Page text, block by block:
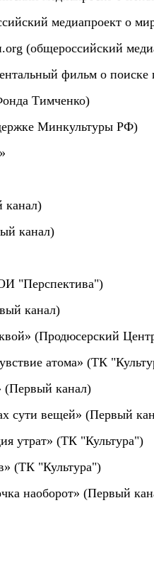
медиапроект о
(общероссийский
фильм о
Тимченко)
Минкультуры РФ)
»
канал)
канал)
"Перспектива")
канал)
(Продюсерский
атома» (ТК
(Первый канал)
сути вещей» (Первый
утрат» (ТК "Культура")
(ТК "Культура")
наоборот» (Первый